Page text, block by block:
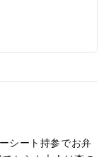
ピクニックには最
シート持参でお弁